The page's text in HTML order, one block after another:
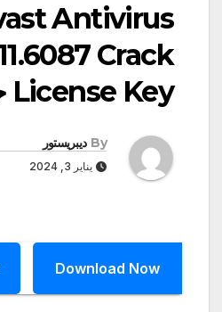
Antivirus
Crack
License Key حتى 2024
By ديبريستور
يناير 3, 2024
Download Now